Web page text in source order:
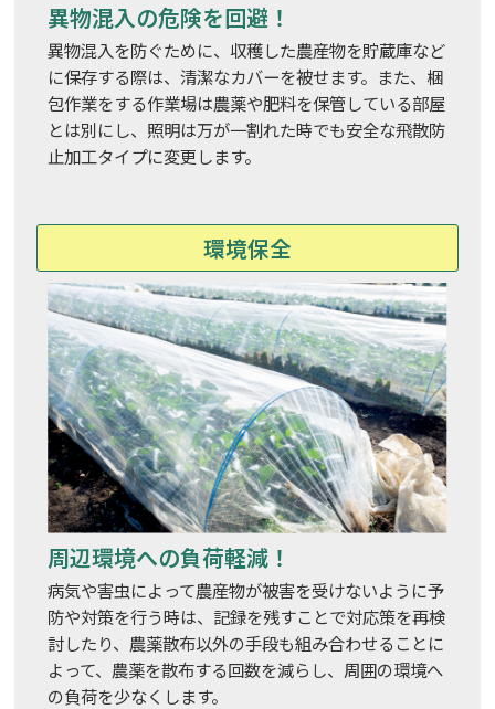
異物混入の危険を回避！
異物混入を防ぐために、収穫した農産物を貯蔵庫など
に保存する際は、清潔なカバーを被せます。また、梱
包作業をする作業場は農薬や肥料を保管している部屋
とは別にし、照明は万が一割れた時でも安全な飛散防
止加工タイプに変更します。
環境保全
周辺環境への負荷軽減！
病気や害虫によって農産物が被害を受けないように予
防や対策を行う時は、記録を残すことで対応策を再検
討したり、農薬散布以外の手段も組み合わせることに
よって、農薬を散布する回数を減らし、周囲の環境へ
の負荷を少なくします。